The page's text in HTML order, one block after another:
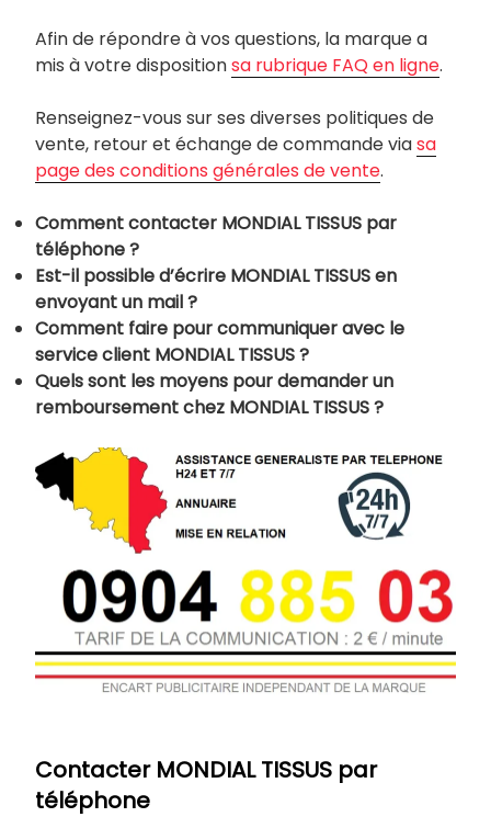
Afin de répondre à vos questions, la marque a
mis à votre dispositionsa rubrique FAQ en ligne.
Renseignez-vous sur ses diverses politiques de
vente, retour et échange de commande viasa
page des conditions générales de vente.
Comment contacter MONDIAL TISSUS par
téléphone ?
Est-il possible d’écrire MONDIAL TISSUS en
envoyant un mail ?
Comment faire pour communiquer avec le
service client MONDIAL TISSUS ?
Quels sont les moyens pour demander un
remboursement chez MONDIAL TISSUS ?
Contacter MONDIAL TISSUS par
téléphone